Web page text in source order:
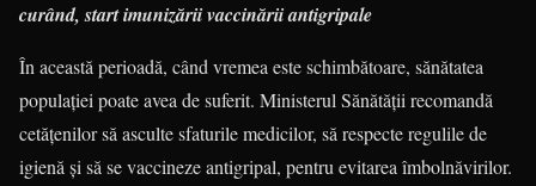
curând, start imunizării vaccinării antigripale
În această perioadă, când vremea este schimbătoare, sănătatea
populației poate avea de suferit. Ministerul Sănătății recomandă
cetățenilor să asculte sfaturile medicilor, să respecte regulile de
igienă și să se vaccineze antigripal, pentru evitarea îmbolnăvirilor.